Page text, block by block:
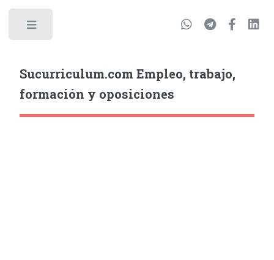
Sucurriculum.com Empleo, trabajo,
formación y oposiciones